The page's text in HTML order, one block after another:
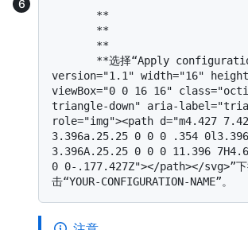
version="1.1" width="16"
viewBox="0 0 16 16"
triangle-down" aria-
role="img"><path d="m4.427
3.396a.25.25 0 0 0 .354
3.396A.25.25 0 0 0 11.396
0 0-.177.427Z"></path></svg>”下